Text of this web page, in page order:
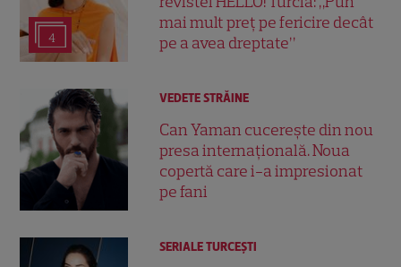
4
mai mult preț pe fericire decât
pe a avea dreptate”
VEDETE STRĂINE
Can Yaman cucerește din nou
presa internațională. Noua
copertă care i-a impresionat
pe fani
SERIALE TURCEŞTI